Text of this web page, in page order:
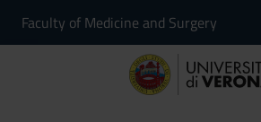
Faculty of Medicine and Surgery